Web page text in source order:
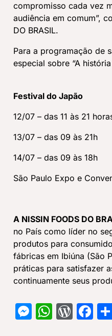
compromisso cada vez
audiência em comum”,
DO BRASIL.
Para a programação de
especial sobre “A
Festival do Japão
12/07 – das 11 às 21
13/07 – das 09 às 21h
14/07 – das 09 às 18h
São Paulo Expo e
A NISSIN FOODS DO
no País como líder no
produtos para
fábricas em Ibiúna (São
práticas para satisfazer
continuamente seus